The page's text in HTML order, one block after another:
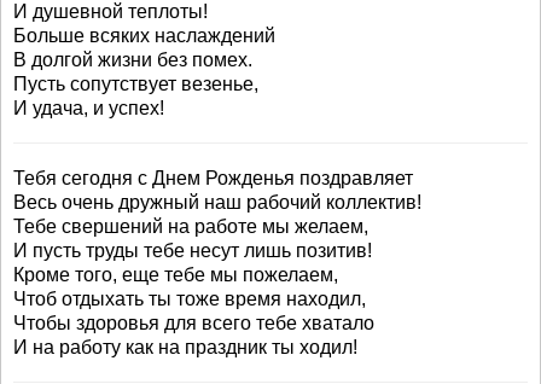
И душевной теплоты!
Больше всяких наслаждений
В долгой жизни без помех.
Пусть сопутствует везенье,
И удача, и успех!
Тебя сегодня с Днем Рожденья поздравляет
Весь очень дружный наш рабочий коллектив!
Тебе свершений на работе мы желаем,
И пусть труды тебе несут лишь позитив!
Кроме того, еще тебе мы пожелаем,
Чтоб отдыхать ты тоже время находил,
Чтобы здоровья для всего тебе хватало
И на работу как на праздник ты ходил!